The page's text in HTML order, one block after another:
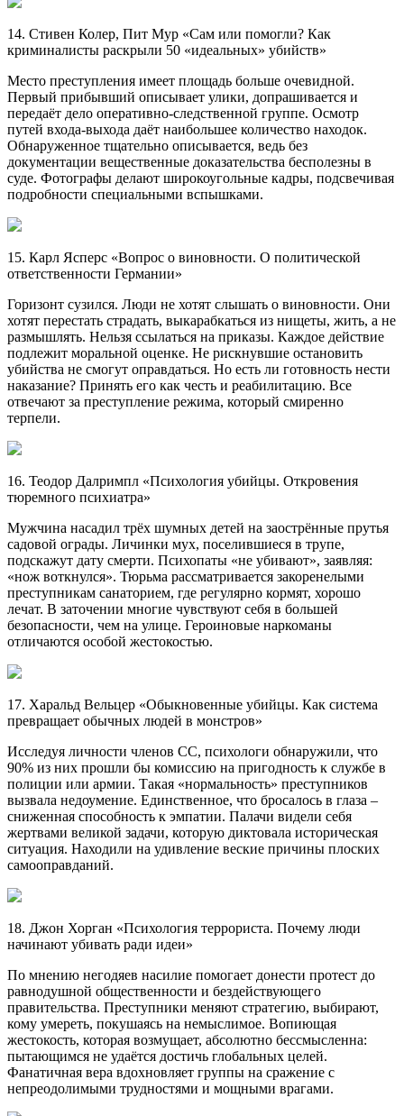
14. Стивен Колер, Пит Мур «Сам или помогли? Как
криминалисты раскрыли 50 «идеальных» убийств»
Место преступления имеет площадь больше очевидной.
Первый прибывший описывает улики, допрашивается и
передаёт дело оперативно-следственной группе. Осмотр
путей входа-выхода даёт наибольшее количество находок.
Обнаруженное тщательно описывается, ведь без
документации вещественные доказательства бесполезны в
суде. Фотографы делают широкоугольные кадры, подсвечивая
подробности специальными вспышками.
15. Карл Ясперс «Вопрос о виновности. О политической
ответственности Германии»
Горизонт сузился. Люди не хотят слышать о виновности. Они
хотят перестать страдать, выкарабкаться из нищеты, жить, а не
размышлять. Нельзя ссылаться на приказы. Каждое действие
подлежит моральной оценке. Не рискнувшие остановить
убийства не смогут оправдаться. Но есть ли готовность нести
наказание? Принять его как честь и реабилитацию. Все
отвечают за преступление режима, который смиренно
терпели.
16. Теодор Далримпл «Психология убийцы. Откровения
тюремного психиатра»
Мужчина насадил трёх шумных детей на заострённые прутья
садовой ограды. Личинки мух, поселившиеся в трупе,
подскажут дату смерти. Психопаты «не убивают», заявляя:
«нож воткнулся». Тюрьма рассматривается закоренелыми
преступникам санаторием, где регулярно кормят, хорошо
лечат. В заточении многие чувствуют себя в большей
безопасности, чем на улице. Героиновые наркоманы
отличаются особой жестокостью.
17. Харальд Вельцер «Обыкновенные убийцы. Как система
превращает обычных людей в монстров»
Исследуя личности членов СС, психологи обнаружили, что
90% из них прошли бы комиссию на пригодность к службе в
полиции или армии. Такая «нормальность» преступников
вызвала недоумение. Единственное, что бросалось в глаза –
сниженная способность к эмпатии. Палачи видели себя
жертвами великой задачи, которую диктовала историческая
ситуация. Находили на удивление веские причины плоских
самооправданий.
18. Джон Хорган «Психология террориста. Почему люди
начинают убивать ради идеи»
По мнению негодяев насилие помогает донести протест до
равнодушной общественности и бездействующего
правительства. Преступники меняют стратегию, выбирают,
кому умереть, покушаясь на немыслимое. Вопиющая
жестокость, которая возмущает, абсолютно бессмысленна:
пытающимся не удаётся достичь глобальных целей.
Фанатичная вера вдохновляет группы на сражение с
непреодолимыми трудностями и мощными врагами.